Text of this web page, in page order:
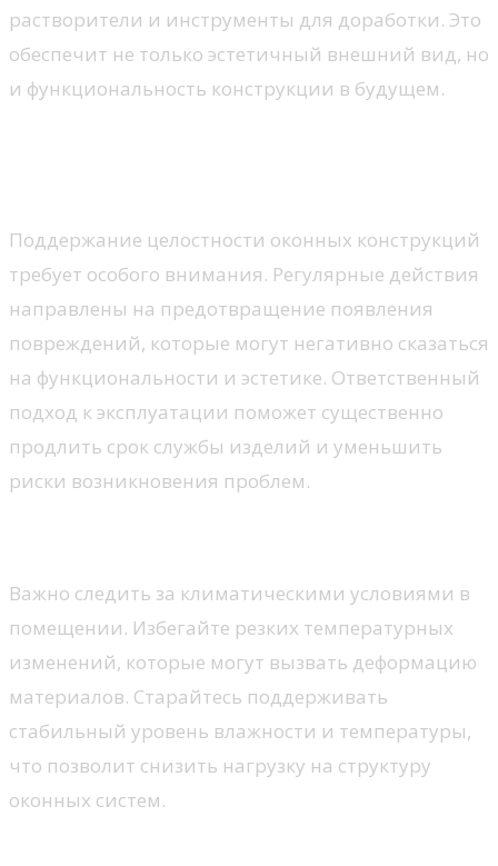
растворители и инструменты для доработки. Это
обеспечит не только эстетичный внешний вид, но
и функциональность конструкции в будущем.
Поддержание целостности оконных конструкций
требует особого внимания. Регулярные действия
направлены на предотвращение появления
повреждений, которые могут негативно сказаться
на функциональности и эстетике. Ответственный
подход к эксплуатации поможет существенно
продлить срок службы изделий и уменьшить
риски возникновения проблем.
Важно следить за климатическими условиями в
помещении. Избегайте резких температурных
изменений, которые могут вызвать деформацию
материалов. Старайтесь поддерживать
стабильный уровень влажности и температуры,
что позволит снизить нагрузку на структуру
оконных систем.